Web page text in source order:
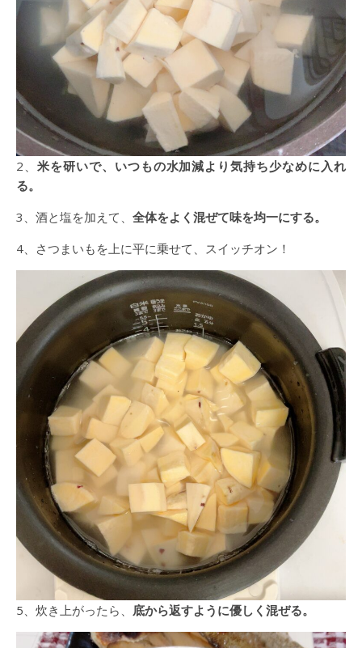
2、 米を研いで、いつもの水加減より気持ち少なめに入れ
る。
3、酒と塩を加えて、 全体をよく混ぜて味を均一にする。
4、さつまいもを上に平に乗せて、スイッチオン！
5、炊き上がったら、 底から返すように優しく混ぜる。